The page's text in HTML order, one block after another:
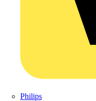
Philips